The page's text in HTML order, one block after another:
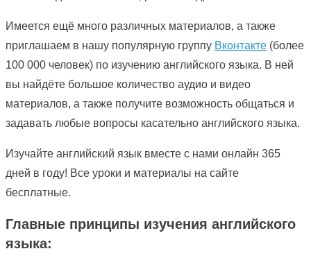
Имеется ещё много различных материалов, а также
приглашаем в нашу популярную группу Вконтакте (более
100 000 человек) по изучению английского языка. В ней
вы найдёте большое количество аудио и видео
материалов, а также получите возможность общаться и
задавать любые вопросы касательно английского языка.
Изучайте английский язык вместе с нами онлайн 365
дней в году! Все уроки и материалы на сайте
бесплатные.
Главные принципы изучения английского
языка: